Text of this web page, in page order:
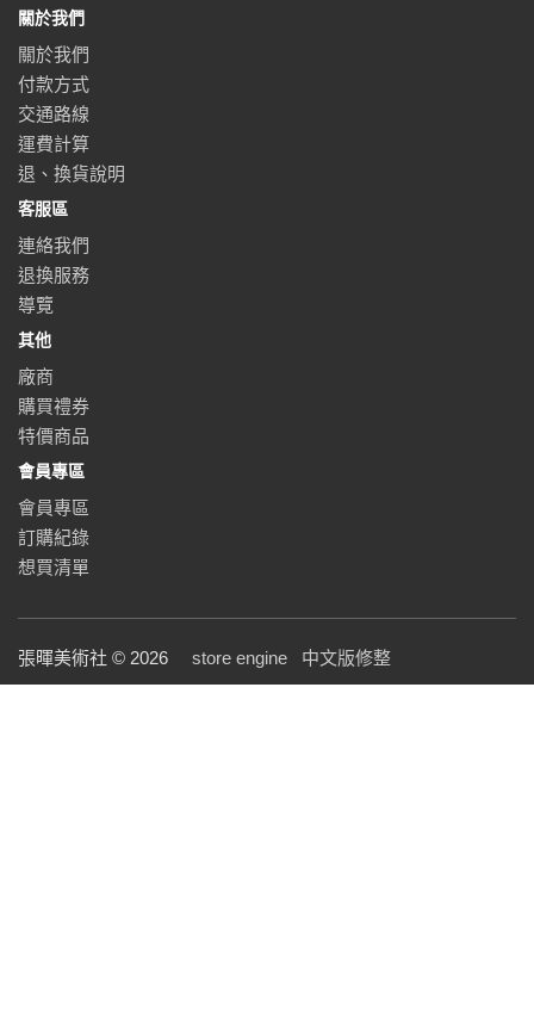
關於我們
關於我們
付款方式
交通路線
運費計算
退、換貨說明
客服區
連絡我們
退換服務
導覽
其他
廠商
購買禮券
特價商品
會員專區
會員專區
訂購紀錄
想買清單
張暉美術社 © 2026 store engine 中文版修整